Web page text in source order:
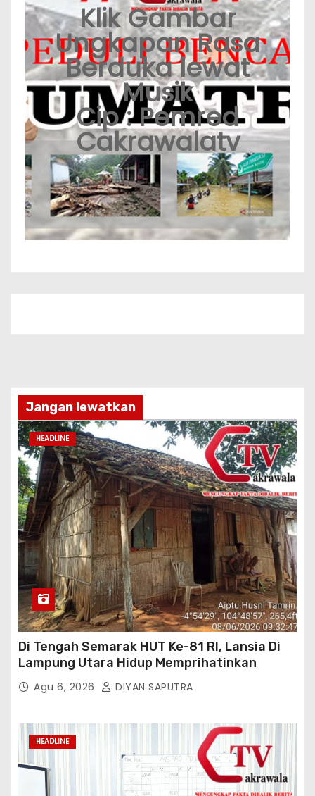
Klik Gambar
Ungkapan Rasa
Berduka lewat
Musik
Cip : Pemred
Cakrawalatv
Jangan lewatkan
HEADLINE
Di Tengah Semarak HUT Ke-81 RI, Lansia Di
Lampung Utara Hidup Memprihatinkan
Agu 6, 2026 DIYAN SAPUTRA
HEADLINE